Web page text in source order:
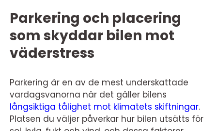
Parkering och placering
som skyddar bilen mot
väderstress
Parkering är en av de mest underskattade
vardagsvanorna när det gäller bilens
långsiktiga tålighet mot klimatets skiftningar.
Platsen du väljer påverkar hur bilen utsätts för